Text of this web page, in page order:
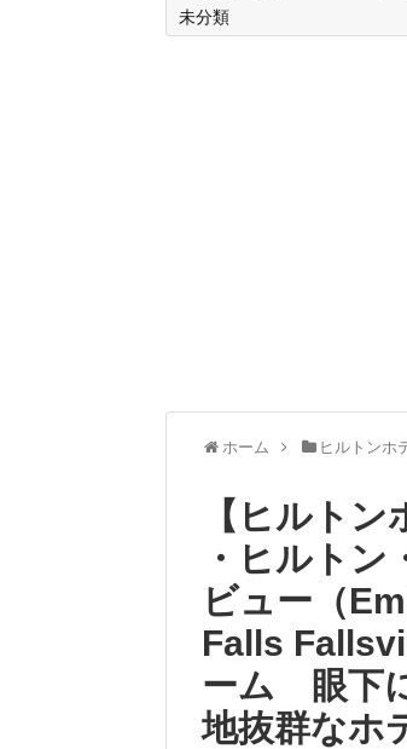
未分類
ホーム ヒルトンホ
【ヒルト
・ヒルト
ビュー（
Falls
ーム 眼下
地抜群なホ